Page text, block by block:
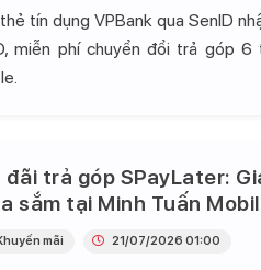
tín dụng VPBank qua SenID
miễn phí chuyển đổi trả góp 6
đãi trả góp SPayLater:
sắm tại Minh Tuấn
mãi 21/07/2026 01:00